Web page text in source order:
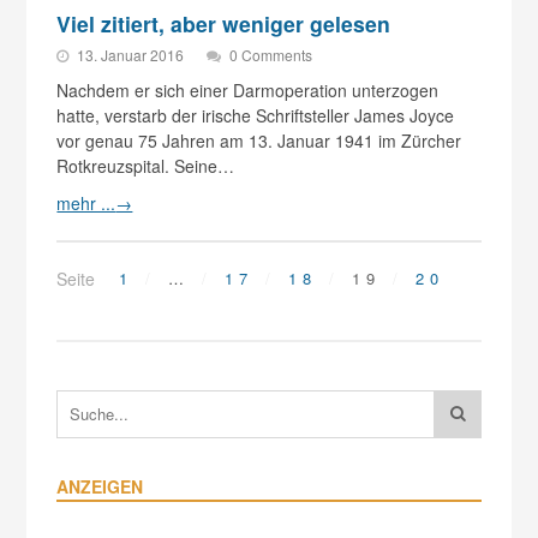
Viel zitiert, aber weniger gelesen
13. Januar 2016 0 Comments
Nachdem er sich einer Darmoperation unterzogen
hatte, verstarb der irische Schriftsteller James Joyce
vor genau 75 Jahren am 13. Januar 1941 im Zürcher
Rotkreuzspital. Seine…
mehr ...→
Seite 1 … 17 18 19 20
ANZEIGEN